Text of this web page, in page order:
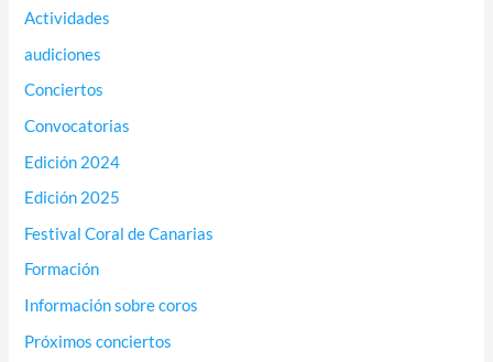
Actividades
audiciones
Conciertos
Convocatorias
Edición 2024
Edición 2025
Festival Coral de Canarias
Formación
Información sobre coros
Próximos conciertos